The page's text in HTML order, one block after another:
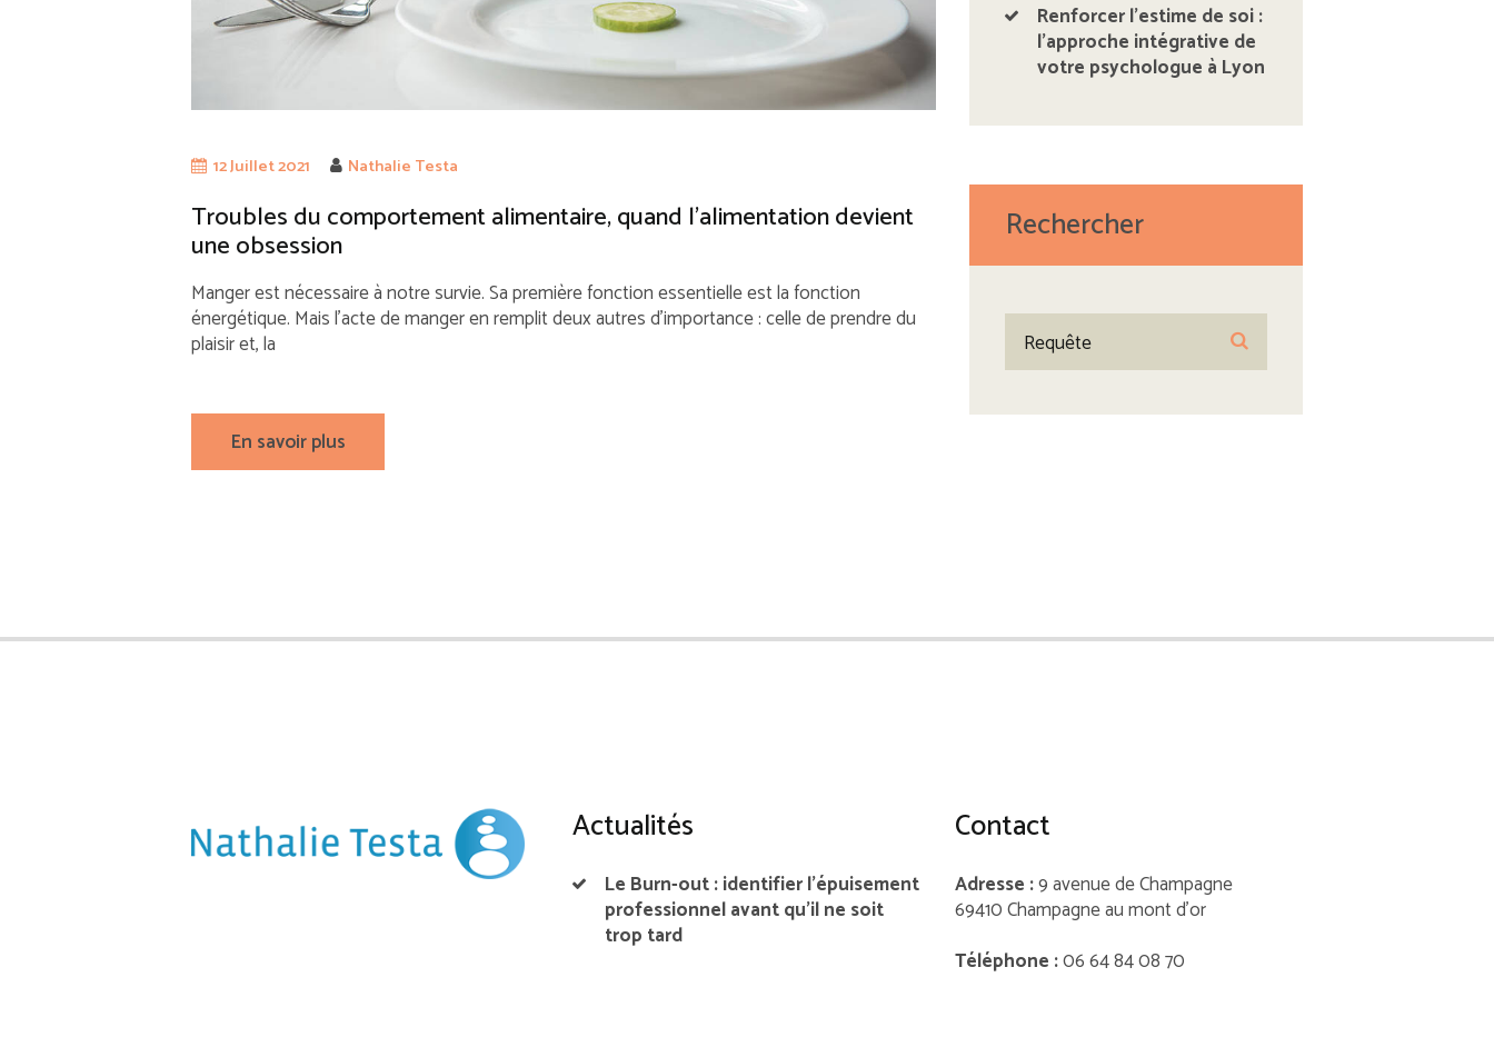
12 Juillet 2021 Nathalie Testa
Troubles du comportement alimentaire, quand l’alimentation devient
une obsession
Manger est nécessaire à notre survie. Sa première fonction essentielle est la fonction
énergétique. Mais l’acte de manger en remplit deux autres d’importance : celle de prendre du
plaisir et, la
En savoir plus
Renforcer l’estime de soi :
l’approche intégrative de
votre psychologue à Lyon
Rechercher
Actualités
Le Burn-out : identifier l’épuisement
professionnel avant qu’il ne soit
trop tard
Contact
Adresse :9 avenue de Champagne
69410 Champagne au mont d’or
Téléphone :06 64 84 08 70